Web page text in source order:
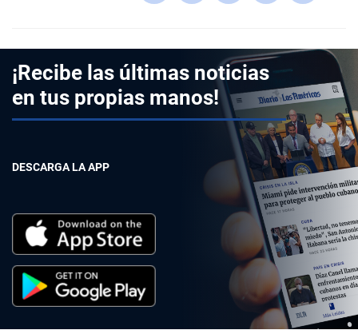
¡Recibe las últimas noticias
en tus propias manos!
DESCARGA LA APP